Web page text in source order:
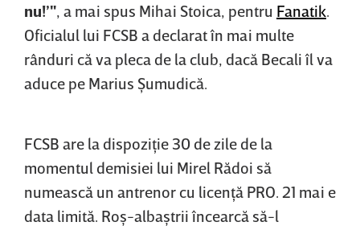
nu!’" , a mai spus Mihai Stoica, pentru Fanatik
Oficialul lui FCSB a declarat în mai multe
rânduri că va pleca de la club, dacă Becali îl va
aduce pe Marius Şumudică.
FCSB are la dispoziţie 30 de zile de la
momentul demisiei lui Mirel Rădoi să
numească un antrenor cu licenţă PRO. 21 mai e
data limită. Roş-albaştrii încearcă să-l